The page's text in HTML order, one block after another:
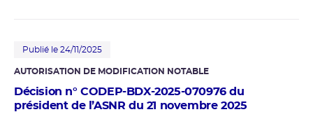
Publié le 24/11/2025
AUTORISATION DE MODIFICATION NOTABLE
Décision n° CODEP-BDX-2025-070976 du
président de l’ASNR du 21 novembre 2025